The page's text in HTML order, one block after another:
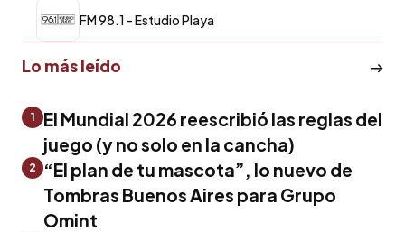
FM 98.1 - Estudio Playa
Lo más leído
1
El Mundial 2026 reescribió las reglas del
juego (y no solo en la cancha)
2
“El plan de tu mascota”, lo nuevo de
Tombras Buenos Aires para Grupo
Omint